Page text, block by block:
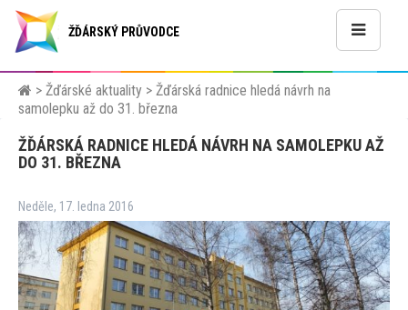
ŽĎÁRSKÝ PRŮVODCE
> Žďárské aktuality > Žďárská radnice hledá návrh na
samolepku až do 31. března
ŽĎÁRSKÁ RADNICE HLEDÁ NÁVRH NA SAMOLEPKU AŽ
DO 31. BŘEZNA
Neděle, 17. ledna 2016